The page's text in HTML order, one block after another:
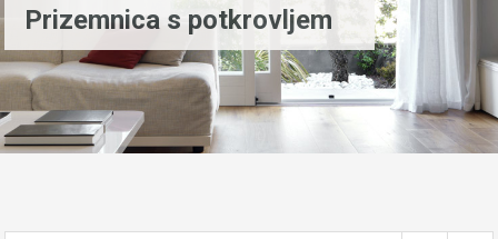
Prizemnica s potkrovljem